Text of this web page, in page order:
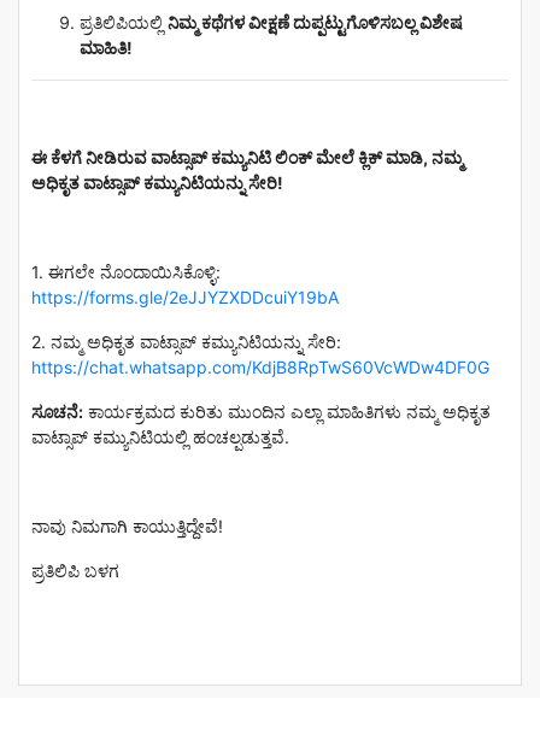
ಪ್ರತಿಲಿಪಿಯಲ್ಲಿ ನಿಮ್ಮ ಕಥೆಗಳ ವೀಕ್ಷಣೆ ದುಪ್ಪಟ್ಟುಗೊಳಿಸಬಲ್ಲ ವಿಶೇಷ
ಮಾಹಿತಿ!
ಈ ಕೆಳಗೆ ನೀಡಿರುವ ವಾಟ್ಸಾಪ್ ಕಮ್ಯುನಿಟಿ ಲಿಂಕ್ ಮೇಲೆ ಕ್ಲಿಕ್ ಮಾಡಿ, ನಮ್ಮ
ಅಧಿಕೃತ ವಾಟ್ಸಾಪ್ ಕಮ್ಯುನಿಟಿಯನ್ನು ಸೇರಿ!
1. ಈಗಲೇ ನೊಂದಾಯಿಸಿಕೊಳ್ಳಿ:
https://forms.gle/2eJJYZXDDcuiY19bA
2. ನಮ್ಮ ಅಧಿಕೃತ ವಾಟ್ಸಾಪ್ ಕಮ್ಯುನಿಟಿಯನ್ನು ಸೇರಿ:
https://chat.whatsapp.com/KdjB8RpTwS60VcWDw4DF0G
ಸೂಚನೆ: ಕಾರ್ಯಕ್ರಮದ ಕುರಿತು ಮುಂದಿನ ಎಲ್ಲಾ ಮಾಹಿತಿಗಳು ನಮ್ಮ ಅಧಿಕೃತ
ವಾಟ್ಸಾಪ್ ಕಮ್ಯುನಿಟಿಯಲ್ಲಿ ಹಂಚಲ್ಪಡುತ್ತವೆ.
ನಾವು ನಿಮಗಾಗಿ ಕಾಯುತ್ತಿದ್ದೇವೆ!
ಪ್ರತಿಲಿಪಿ ಬಳಗ